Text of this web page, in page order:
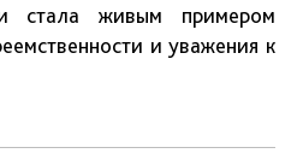
стала живым примером
и уважения к